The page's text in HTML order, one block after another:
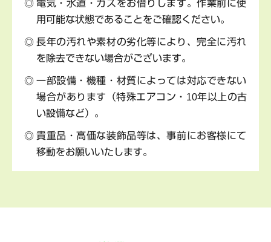
電気・水道・ガスをお借りします。作業前に使
用可能な状態であることをご確認ください。
長年の汚れや素材の劣化等により、完全に汚れ
を除去できない場合がございます。
一部設備・機種・材質によっては対応できない
場合があります（特殊エアコン・10年以上の古
い設備など）。
貴重品・高価な装飾品等は、事前にお客様にて
移動をお願いいたします。